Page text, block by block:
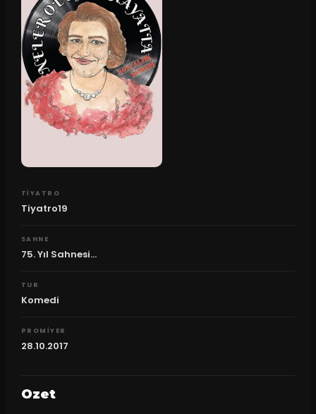
TIYATRO
Tiyatro19
SAHNE
75. Yıl Sahnesi...
TUR
Komedi
PROMIYER
28.10.2017
Ozet